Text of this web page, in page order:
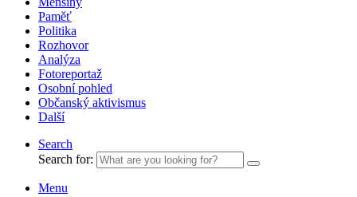
Paměť
Politika
Rozhovor
Analýza
Fotoreportaž
Osobní pohled
Občanský aktivismus
Další
Search
Search for:
Menu